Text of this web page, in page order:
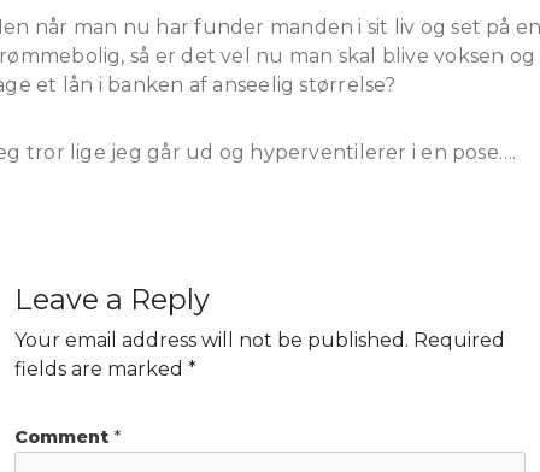
når man nu har funder manden i sit liv og set på
så er det vel nu man skal blive voksen og
et lån i banken af anseelig størrelse?
tror lige jeg går ud og hyperventilerer i en pose….
Leave a Reply
Your email address will not be published. Required
fields are marked *
Comment *